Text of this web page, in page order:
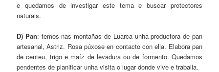
e quedamos de investigar este tema e buscar protectores
naturais.
D) Pan: temos nas montañas de Luarca unha productora de pan
artesanal, Astriz. Rosa púxose en contacto con ella. Elabora pan
de centeu, trigo e maíz de levadura ou de formento. Quedamos
pendentes de planificar unha visita o lugar donde vive e traballa.